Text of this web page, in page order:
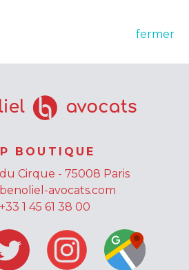
fermer
BOUTIQUE
Cirque - 75008 Paris
avocats.com
+33 1 45 61 38 00